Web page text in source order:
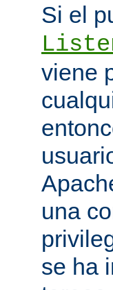
Si el
viene
una
se ha